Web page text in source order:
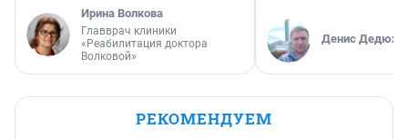
Ирина Волкова
Главврач клиники
«Реабилитация доктора
Волковой»
Денис
РЕКОМЕНДУЕМ